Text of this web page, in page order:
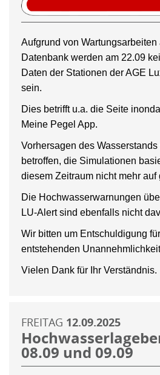
Aufgrund von Wartungsarbeiten
Datenbank werden am 22.09
Daten der Stationen der AGE
sein.
Dies betrifft u.a. die Seite
Meine Pegel App.
Vorhersagen des
betroffen, die Simulationen
diesem Zeitraum nicht mehr auf
Die Hochwasserwarnungen
LU-Alert sind ebenfalls nicht
Wir bitten um Entschuldigung
entstehenden
Vielen Dank für Ihr Verständnis.
FREITAG 12.09.2025
08.09 und 09.09